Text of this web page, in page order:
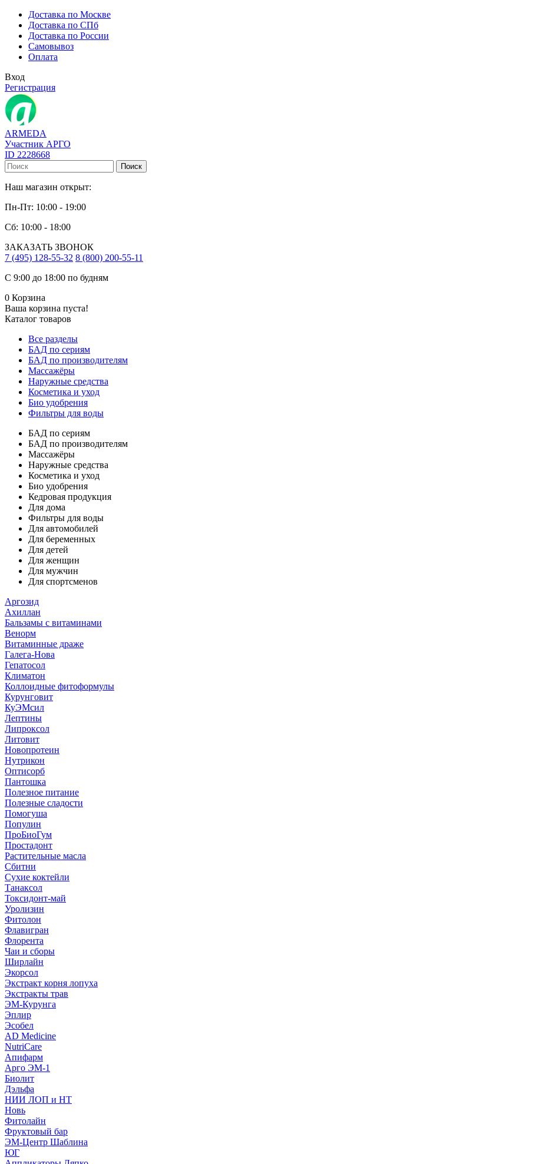
Доставка по Москве
Доставка по СПб
Доставка по России
Самовывоз
Оплата
Вход
Регистрация
ARMEDA
Участник АРГО
ID 2228668
Поиск
Наш магазин открыт:
Пн-Пт: 10:00 - 19:00
Сб: 10:00 - 18:00
ЗАКАЗАТЬ ЗВОНОК
7 (495) 128-55-32 8 (800) 200-55-11
С 9:00 до 18:00 по будням
0 Корзина
Ваша корзина пуста!
Каталог товаров
Все разделы
БАД по сериям
БАД по производителям
Массажёры
Наружные средства
Косметика и уход
Био удобрения
Фильтры для воды
БАД по сериям
БАД по производителям
Массажёры
Наружные средства
Косметика и уход
Био удобрения
Кедровая продукция
Для дома
Фильтры для воды
Для автомобилей
Для беременных
Для детей
Для женщин
Для мужчин
Для спортсменов
Аргозид
Ахиллан
Бальзамы с витаминами
Венорм
Витаминные драже
Галега-Нова
Гепатосол
Климатон
Коллоидные фитоформулы
Курунговит
КуЭМсил
Лептины
Липроксол
Литовит
Новопротеин
Нутрикон
Оптисорб
Пантошка
Полезное питание
Полезные сладости
Помогуша
Популин
ПроБиоГум
Простадонт
Растительные масла
Сбитни
Сухие коктейли
Танаксол
Токсидонт-май
Уролизин
Фитолон
Флавигран
Флорента
Чаи и сборы
Ширлайн
Экорсол
Экстракт корня лопуха
Экстракты трав
ЭМ-Курунга
Эплир
Эсобел
AD Medicine
NutriCare
Апифарм
Арго ЭМ-1
Биолит
Дэльфа
НИИ ЛОП и НТ
Новь
Фитолайн
Фруктовый бар
ЭМ-Центр Шаблина
ЮГ